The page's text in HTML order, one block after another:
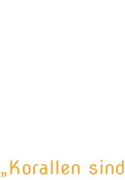
„Korallen sind